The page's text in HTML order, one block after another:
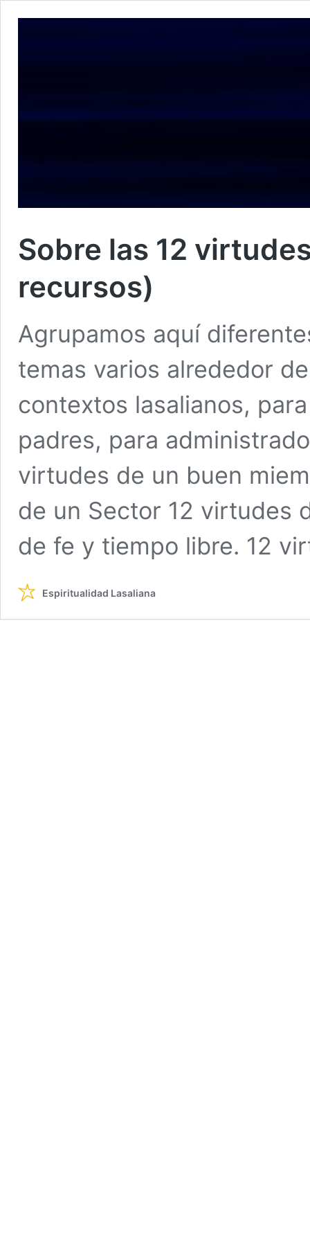
Sobre las 12
recursos)
Agrupamos aquí
temas varios alrededor
contextos lasalianos,
padres, para
virtudes de un buen
de un Sector 12 virtudes
de fe y tiempo libre. 12
Espiritualidad Lasaliana